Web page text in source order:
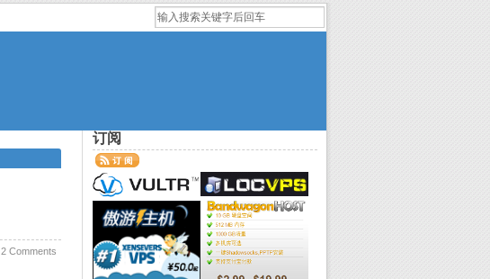
2 Comments
订阅